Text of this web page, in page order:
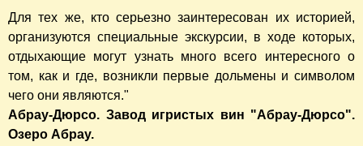
Для тех же, кто серьезно заинтересован их историей,
организуются специальные экскурсии, в ходе которых,
отдыхающие могут узнать много всего интересного о
том, как и где, возникли первые дольмены и символом
чего они являются."
Абрау-Дюрсо. Завод игристых вин "Абрау-Дюрсо".
Озеро Абрау.